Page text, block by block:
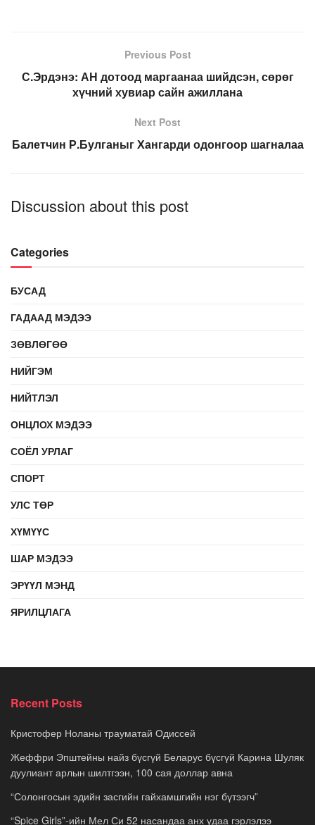
Previous Post
С.Эрдэнэ: АН дотоод маргаанаа шийдсэн, сөрөг
хүчний хувиар сайн ажиллана
Next Post
Балетчин Р.Булганыг Хангарди одонгоор шагналаа
Discussion about this post
Categories
БУСАД
ГАДААД МЭДЭЭ
ЗӨВЛӨГӨӨ
НИЙГЭМ
НИЙТЛЭЛ
ОНЦЛОХ МЭДЭЭ
СОЁЛ УРЛАГ
СПОРТ
УЛС ТӨР
ХҮМҮҮС
ШАР МЭДЭЭ
ЭРҮҮЛ МЭНД
ЯРИЛЦЛАГА
Recent Posts
Кристофер Ноланы трауматай Одиссей
Жеффри Эпштейны найз бүсгүй Беларус бүсгүй Карина Шуляк
дуулиант арлын шилтгээн, 100 сая доллар авна
“Солонгосын эдийн засгийн гайхамшгийн нэг бүтээгч”
“Spice Girls”-ийн Мел Си 52 насандаа анх удаа гэрлэлээ